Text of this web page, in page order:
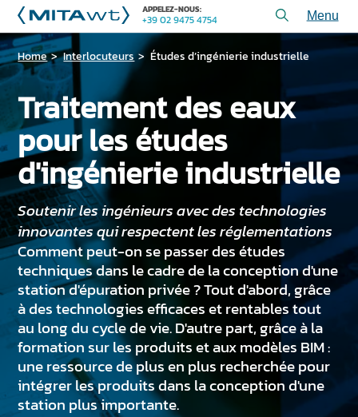
PROJETS
ARTICLES TECHNIQUES
ACTUALITÉS ET ÉVÉNEMENTS
DURABILITÉ
APPELEZ-NOUS:
+39 02 9475 4754
menu
PRODUITS
APPLICATIONS et SOLUTIONS
SERVICES et ASSISTANCE
QUI SOMMES-NOUS
CONTACTEZ-NOUS
APPELEZ-NOUS: +39 02 9475 4754
Home Interlocuteurs Études d’ingénierie industrielle
Traitement des eaux
pour les études
d'ingénierie industrielle
Soutenir les ingénieurs avec des technologies
innovantes qui respectent les réglementations
Comment peut-on se passer des études
techniques dans le cadre de la conception d'une
station d'épuration privée ? Tout d'abord, grâce
à des technologies efficaces et rentables tout
au long du cycle de vie. D'autre part, grâce à la
formation sur les produits et aux modèles BIM :
une ressource de plus en plus recherchée pour
intégrer les produits dans la conception d'une
station plus importante.